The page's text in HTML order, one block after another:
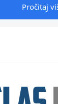
Pročitaj